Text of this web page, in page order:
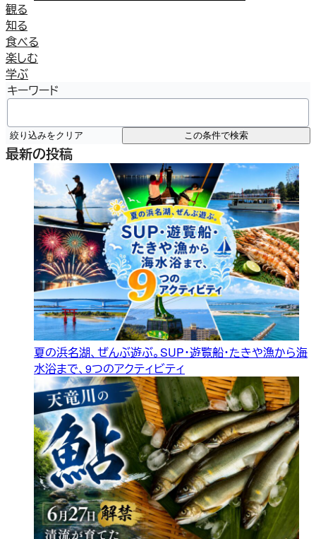
観る
知る
食べる
楽しむ
学ぶ
キーワード
絞り込みをクリア この条件で検索
最新の投稿
夏の浜名湖、ぜんぶ遊ぶ。SUP・遊覧船・たきや漁から海
水浴まで、9つのアクティビティ